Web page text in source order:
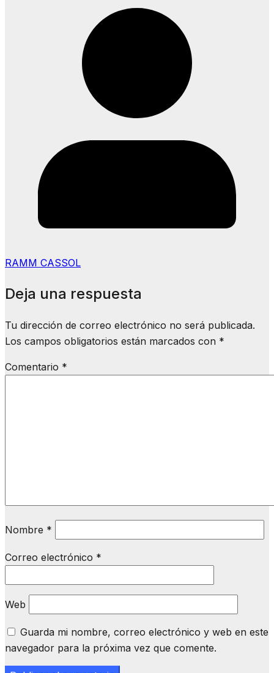
RAMM CASSOL
Deja una respuesta
Tu dirección de correo electrónico no será publicada.
Los campos obligatorios están marcados con *
Comentario *
Nombre *
Correo electrónico *
Web
Guarda mi nombre, correo electrónico y web en este
navegador para la próxima vez que comente.